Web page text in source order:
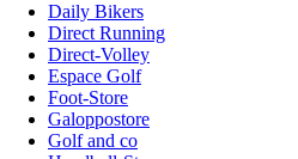
Daily Bikers
Direct Running
Direct-Volley
Espace Golf
Foot-Store
Galoppostore
Golf and co